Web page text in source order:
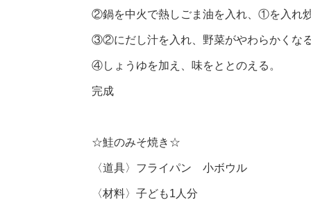
②鍋を中火で熱しごま油を入れ、①を入れ炒
③②にだし汁を入れ、野菜がやわらかくなる
④しょうゆを加え、味をととのえる。
完成
☆鮭のみそ焼き☆
〈道具〉フライパン 小ボウル
〈材料〉子ども1人分